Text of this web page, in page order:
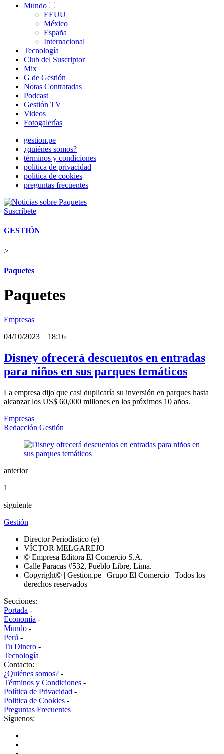
Mundo
EEUU
México
España
Internacional
Tecnología
Club del Suscriptor
Mix
G de Gestión
Notas Contratadas
Podcast
Gestión TV
Videos
Fotogalerías
gestion.pe
¿quiénes somos?
términos y condiciones
política de privacidad
politica de cookies
preguntas frecuentes
Suscríbete
GESTIÓN
>
Paquetes
Paquetes
Empresas
04/10/2023
18:16
Disney ofrecerá descuentos en entradas
para niños en sus parques temáticos
La empresa dijo que casi duplicaría su inversión en parques hasta
alcanzar los US$ 60,000 millones en los próximos 10 años.
Empresas
Redacción Gestión
anterior
1
siguiente
Gestión
Director Periodístico (e)
VÍCTOR MELGAREJO
© Empresa Editora El Comercio S.A.
Calle Paracas #532, Pueblo Libre, Lima.
Copyright© | Gestion.pe | Grupo El Comercio | Todos los
derechos reservados
Secciones:
Portada -
Economía -
Mundo -
Perú -
Tu Dinero -
Tecnología
Contacto:
¿Quiénes somos? -
Términos y Condiciones -
Política de Privacidad -
Politica de Cookies -
Preguntas Frecuentes
Síguenos: